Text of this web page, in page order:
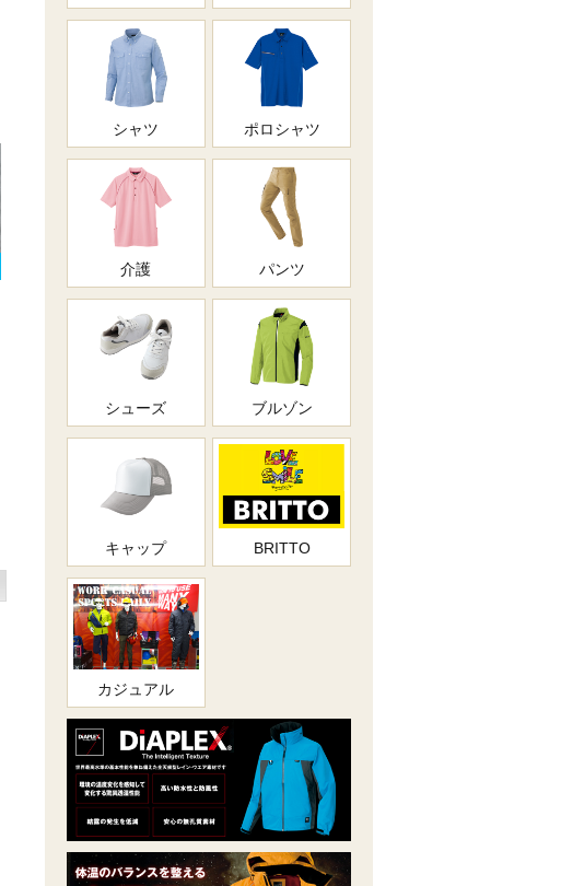
シャツ ポロシャツ
介護 パンツ
シューズ ブルゾン
キャップ BRITTO
カジュアル